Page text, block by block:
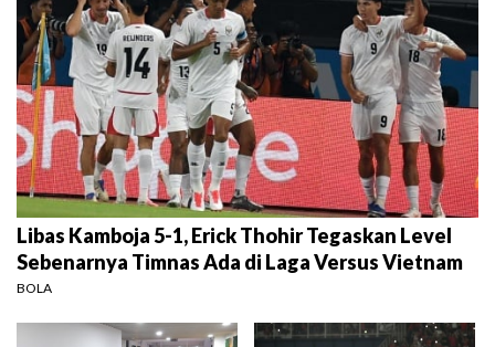
Libas Kamboja 5-1, Erick Thohir Tegaskan Level
Sebenarnya Timnas Ada di Laga Versus Vietnam
BOLA